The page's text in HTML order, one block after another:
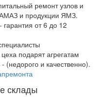
ремонт узлов и
и продукции ЯМЗ.
от 6 до 12
подарят агрегатам
(недорого и качественно).
склады